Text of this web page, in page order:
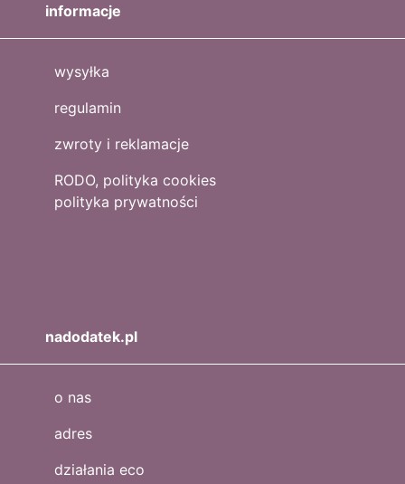
informacje
wysyłka
regulamin
zwroty i reklamacje
RODO, polityka cookies
polityka prywatności
nadodatek.pl
o nas
adres
działania eco